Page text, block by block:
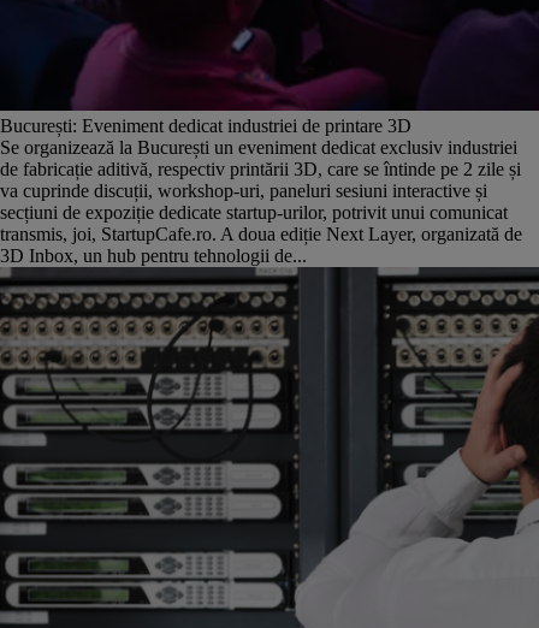
București: Eveniment dedicat industriei de printare 3D
Se organizează la București un eveniment dedicat exclusiv industriei
de fabricație aditivă, respectiv printării 3D, care se întinde pe 2 zile și
va cuprinde discuții, workshop-uri, paneluri sesiuni interactive și
secțiuni de expoziție dedicate startup-urilor, potrivit unui comunicat
transmis, joi, StartupCafe.ro. A doua ediție Next Layer, organizată de
3D Inbox, un hub pentru tehnologii de...